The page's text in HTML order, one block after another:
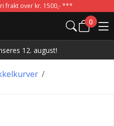
frakt over kr. 1500,- ***
0
12. august!
/